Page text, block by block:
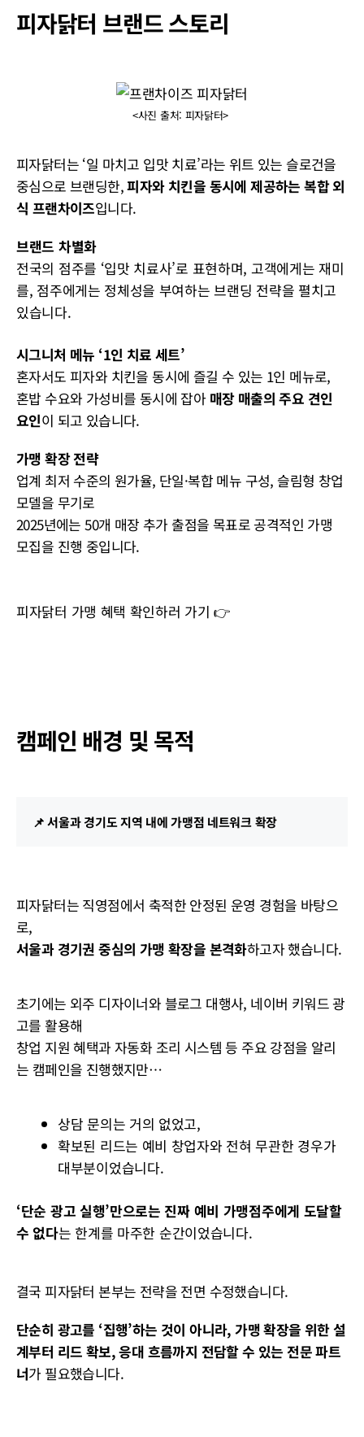
피자닭터 브랜드 스토리
<사진 출처: 피자닭터>
피자닭터는 ‘일 마치고 입맛 치료’라는 위트 있는 슬로건을
중심으로 브랜딩한,피자와 치킨을 동시에 제공하는 복합 외
식 프랜차이즈입니다.
브랜드 차별화
전국의 점주를 ‘입맛 치료사’로 표현하며, 고객에게는 재미
를, 점주에게는 정체성을 부여하는 브랜딩 전략을 펼치고
있습니다.
시그니처 메뉴 ‘1인 치료 세트’
혼자서도 피자와 치킨을 동시에 즐길 수 있는 1인 메뉴로,
혼밥 수요와 가성비를 동시에 잡아 매장 매출의 주요 견인
요인이 되고 있습니다.
가맹 확장 전략
업계 최저 수준의 원가율, 단일·복합 메뉴 구성, 슬림형 창업
모델을 무기로
2025년에는 50개 매장 추가 출점을 목표로 공격적인 가맹
모집을 진행 중입니다.
피자닭터 가맹 혜택 확인하러 가기 👉
캠페인 배경 및 목적
📌 서울과 경기도 지역 내에 가맹점 네트워크 확장
피자닭터는 직영점에서 축적한 안정된 운영 경험을 바탕으
로,
서울과 경기권 중심의 가맹 확장을 본격화하고자 했습니다.
초기에는 외주 디자이너와 블로그 대행사, 네이버 키워드 광
고를 활용해
창업 지원 혜택과 자동화 조리 시스템 등 주요 강점을 알리
는 캠페인을 진행했지만…
상담 문의는 거의 없었고,
확보된 리드는 예비 창업자와 전혀 무관한 경우가
대부분이었습니다.
‘단순 광고 실행’만으로는 진짜 예비 가맹점주에게 도달할
수 없다는 한계를 마주한 순간이었습니다.
결국 피자닭터 본부는 전략을 전면 수정했습니다.
단순히 광고를 ‘집행’하는 것이 아니라, 가맹 확장을 위한 설
계부터 리드 확보, 응대 흐름까지 전담할 수 있는 전문 파트
너가 필요했습니다.